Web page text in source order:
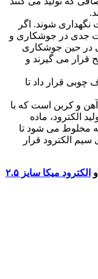
شوند. اگر
جدی در جوشکاری و
در حین جوشکاری
قرار می گیرند و
چوبی قرار داد تا
2.5 میکا از آلیاژ آهن و کربن است که با
الکترود، ماده
مخلوط می شود تا
الکترود قرار
و الکترود میکا سایز ۲.۵